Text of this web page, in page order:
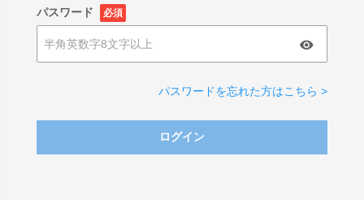
パスワード 必須
パスワードを忘れた方はこちら >
ログイン